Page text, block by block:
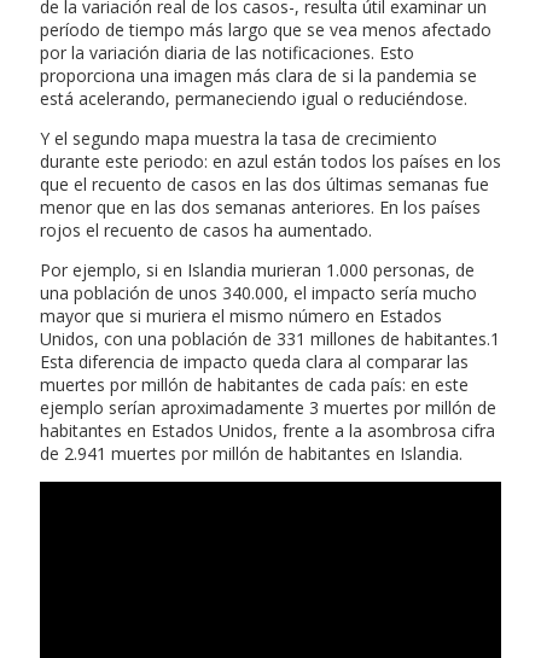
de la variación real de los casos-, resulta útil examinar un
período de tiempo más largo que se vea menos afectado
por la variación diaria de las notificaciones. Esto
proporciona una imagen más clara de si la pandemia se
está acelerando, permaneciendo igual o reduciéndose.
Y el segundo mapa muestra la tasa de crecimiento
durante este periodo: en azul están todos los países en los
que el recuento de casos en las dos últimas semanas fue
menor que en las dos semanas anteriores. En los países
rojos el recuento de casos ha aumentado.
Por ejemplo, si en Islandia murieran 1.000 personas, de
una población de unos 340.000, el impacto sería mucho
mayor que si muriera el mismo número en Estados
Unidos, con una población de 331 millones de habitantes.1
Esta diferencia de impacto queda clara al comparar las
muertes por millón de habitantes de cada país: en este
ejemplo serían aproximadamente 3 muertes por millón de
habitantes en Estados Unidos, frente a la asombrosa cifra
de 2.941 muertes por millón de habitantes en Islandia.